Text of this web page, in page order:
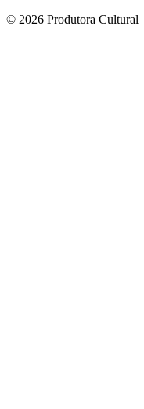
© 2026 Produtora Cultural